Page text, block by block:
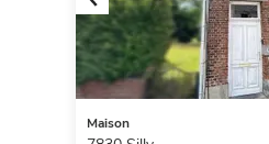
Previous
Maison